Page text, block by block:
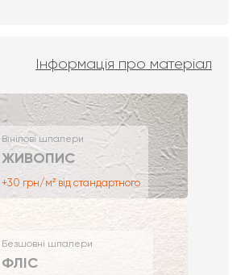
Інформація про матеріал
Вінілові шпалери
ЖИВОПИС
+30 грн/м² від стандартного
Безшовні шпалери
ФЛІС